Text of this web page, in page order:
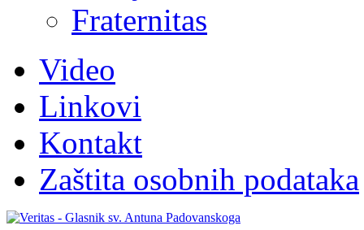
Fraternitas
Video
Linkovi
Kontakt
Zaštita osobnih podataka